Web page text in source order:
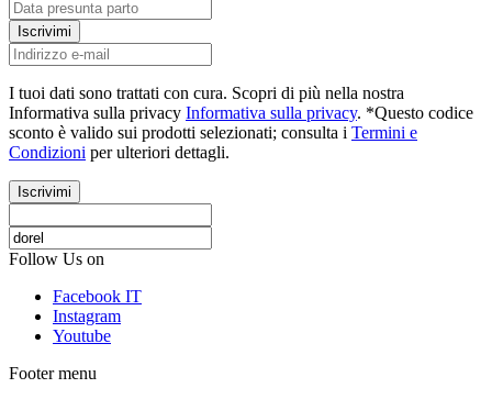
Iscrivimi
I tuoi dati sono trattati con cura. Scopri di più nella nostra
Informativa sulla privacy Informativa sulla privacy. *Questo codice
sconto è valido sui prodotti selezionati; consulta i Termini e
Condizioni per ulteriori dettagli.
Iscrivimi
Follow Us on
Facebook IT
Instagram
Youtube
Footer menu